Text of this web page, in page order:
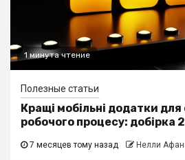
1 минута чтение
Полезные статьи
Кращі мобільні додатки для
робочого процесу: добірка
7 месяцев тому назад Нелли